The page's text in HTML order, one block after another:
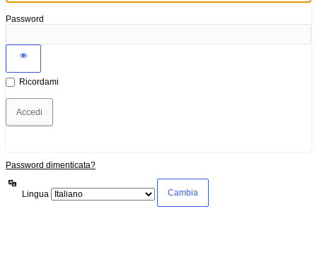
Password
Ricordami
Password dimenticata?
Lingua